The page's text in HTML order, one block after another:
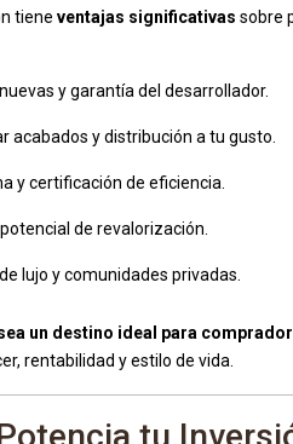
tiene ventajas significativas sobre
y garantía del desarrollador.
acabados y distribución a tu gusto.
y certificación de eficiencia.
de revalorización.
lujo y comunidades privadas.
un destino ideal para
rentabilidad y estilo de vida.